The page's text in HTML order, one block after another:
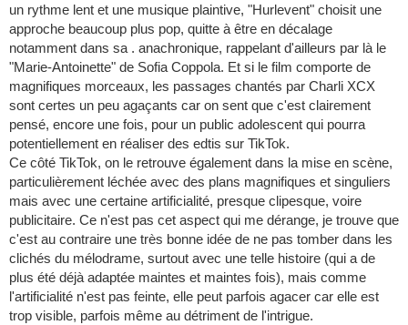
un rythme lent et une musique plaintive, "Hurlevent" choisit une
approche beaucoup plus pop, quitte à être en décalage
notamment dans sa . anachronique, rappelant d'ailleurs par là le
"Marie-Antoinette" de Sofia Coppola. Et si le film comporte de
magnifiques morceaux, les passages chantés par Charli XCX
sont certes un peu agaçants car on sent que c'est clairement
pensé, encore une fois, pour un public adolescent qui pourra
potentiellement en réaliser des edtis sur TikTok.
Ce côté TikTok, on le retrouve également dans la mise en scène,
particulièrement léchée avec des plans magnifiques et singuliers
mais avec une certaine artificialité, presque clipesque, voire
publicitaire. Ce n'est pas cet aspect qui me dérange, je trouve que
c'est au contraire une très bonne idée de ne pas tomber dans les
clichés du mélodrame, surtout avec une telle histoire (qui a de
plus été déjà adaptée maintes et maintes fois), mais comme
l'artificialité n'est pas feinte, elle peut parfois agacer car elle est
trop visible, parfois même au détriment de l'intrigue.